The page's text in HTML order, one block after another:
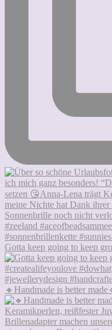
Gotta keep going to keep
🔸Handmade is better